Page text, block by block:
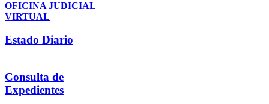
OFICINA JUDICIAL
VIRTUAL
Estado Diario
Consulta de
Expedientes